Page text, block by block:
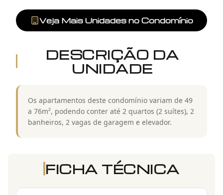
Veja Mais Unidades no Condomínio
DESCRIÇÃO DA
UNIDADE
Os apartamentos deste condomínio variam de 49
a 76m², podendo conter até 2 quartos (2 suítes), 2
banheiros, 2 vagas de garagem e elevador.
FICHA TÉCNICA